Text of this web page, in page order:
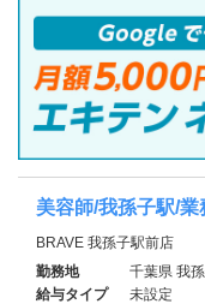
美容師/我孫子駅/
BRAVE 我孫子駅前店
勤務地
千葉県 我
給与タイプ
未設定